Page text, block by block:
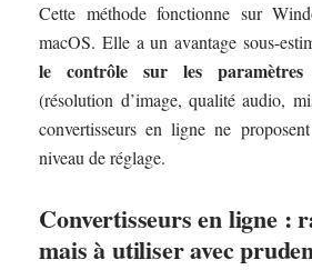
Cette méthode fonctionne sur
macOS. Elle a un avantage sous-
le contrôle sur les paramètres
(résolution d’image, qualité audio,
convertisseurs en ligne ne
niveau de réglage.
Convertisseurs en ligne :
mais à utiliser avec